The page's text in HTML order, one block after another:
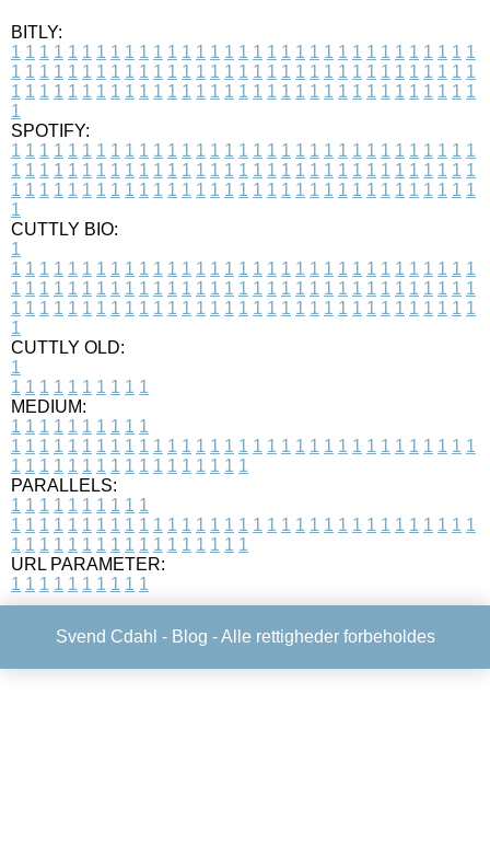
BITLY:
1 1 1 1 1 1 1 1 1 1 1 1 1 1 1 1 1 1 1 1 1 1 1 1 1 1 1 1 1 1 1 1 1
1 1 1 1 1 1 1 1 1 1 1 1 1 1 1 1 1 1 1 1 1 1 1 1 1 1 1 1 1 1 1 1 1
1 1 1 1 1 1 1 1 1 1 1 1 1 1 1 1 1 1 1 1 1 1 1 1 1 1 1 1 1 1 1 1 1
1
SPOTIFY:
1 1 1 1 1 1 1 1 1 1 1 1 1 1 1 1 1 1 1 1 1 1 1 1 1 1 1 1 1 1 1 1 1
1 1 1 1 1 1 1 1 1 1 1 1 1 1 1 1 1 1 1 1 1 1 1 1 1 1 1 1 1 1 1 1 1
1 1 1 1 1 1 1 1 1 1 1 1 1 1 1 1 1 1 1 1 1 1 1 1 1 1 1 1 1 1 1 1 1
1
CUTTLY BIO:
1
1 1 1 1 1 1 1 1 1 1 1 1 1 1 1 1 1 1 1 1 1 1 1 1 1 1 1 1 1 1 1 1 1
1 1 1 1 1 1 1 1 1 1 1 1 1 1 1 1 1 1 1 1 1 1 1 1 1 1 1 1 1 1 1 1 1
1 1 1 1 1 1 1 1 1 1 1 1 1 1 1 1 1 1 1 1 1 1 1 1 1 1 1 1 1 1 1 1 1
1
CUTTLY OLD:
1
1 1 1 1 1 1 1 1 1 1
MEDIUM:
1 1 1 1 1 1 1 1 1 1
1 1 1 1 1 1 1 1 1 1 1 1 1 1 1 1 1 1 1 1 1 1 1 1 1 1 1 1 1 1 1 1 1
1 1 1 1 1 1 1 1 1 1 1 1 1 1 1 1 1
PARALLELS:
1 1 1 1 1 1 1 1 1 1
1 1 1 1 1 1 1 1 1 1 1 1 1 1 1 1 1 1 1 1 1 1 1 1 1 1 1 1 1 1 1 1 1
1 1 1 1 1 1 1 1 1 1 1 1 1 1 1 1 1
URL PARAMETER:
1 1 1 1 1 1 1 1 1 1
Svend Cdahl - Blog - Alle rettigheder forbeholdes